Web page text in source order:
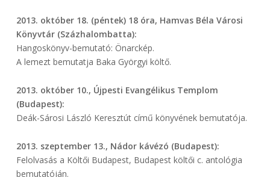
2013. október 18. (péntek) 18 óra, Hamvas Béla Városi
Könyvtár (Százhalombatta):
Hangoskönyv-bemutató: Önarckép.
A lemezt bemutatja Baka Györgyi költő.
2013. október 10., Újpesti Evangélikus Templom
(Budapest):
Deák-Sárosi László Keresztút című könyvének bemutatója.
2013. szeptember 13., Nádor kávézó (Budapest):
Felolvasás a Költői Budapest, Budapest költői c. antológia
bemutatóján.